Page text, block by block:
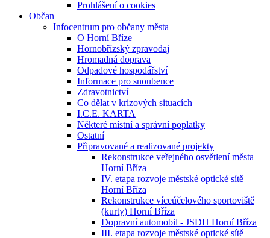
Prohlášení o cookies
Občan
Infocentrum pro občany města
O Horní Bříze
Hornobřízský zpravodaj
Hromadná doprava
Odpadové hospodářství
Informace pro snoubence
Zdravotnictví
Co dělat v krizových situacích
I.C.E. KARTA
Některé místní a správní poplatky
Ostatní
Připravované a realizované projekty
Rekonstrukce veřejného osvětlení města
Horní Bříza
IV. etapa rozvoje městské optické sítě
Horní Bříza
Rekonstrukce víceúčelového sportoviště
(kurty) Horní Bříza
Dopravní automobil - JSDH Horní Bříza
III. etapa rozvoje městské optické sítě